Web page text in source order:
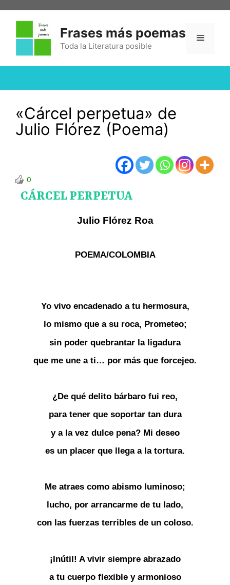
Frases más poemas
Toda la Literatura posible
«Cárcel perpetua» de
Julio Flórez (Poema)
0
CÁRCEL PERPETUA
Julio Flórez Roa
POEMA/COLOMBIA
Yo vivo encadenado a tu hermosura,
lo mismo que a su roca, Prometeo;
sin poder quebrantar la ligadura
que me une a ti… por más que forcejeo.
¿De qué delito bárbaro fui reo,
para tener que soportar tan dura
y a la vez dulce pena? Mi deseo
es un placer que llega a la tortura.
Me atraes como abismo luminoso;
lucho, por arrancarme de tu lado,
con las fuerzas terribles de un coloso.
¡Inútil! A vivir siempre abrazado
a tu cuerpo flexible y armonioso